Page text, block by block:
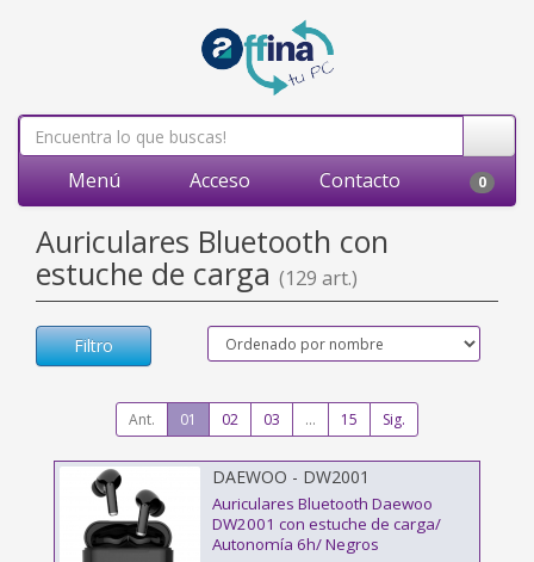
Menú Acceso Contacto 0
Auriculares Bluetooth con
estuche de carga (129 art.)
Filtro
Ant. 01 02 03 ... 15 Sig.
DAEWOO - DW2001
Auriculares Bluetooth Daewoo
DW2001 con estuche de carga/
Autonomía 6h/ Negros